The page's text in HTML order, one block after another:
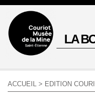
LA
ACCUEIL > EDITION